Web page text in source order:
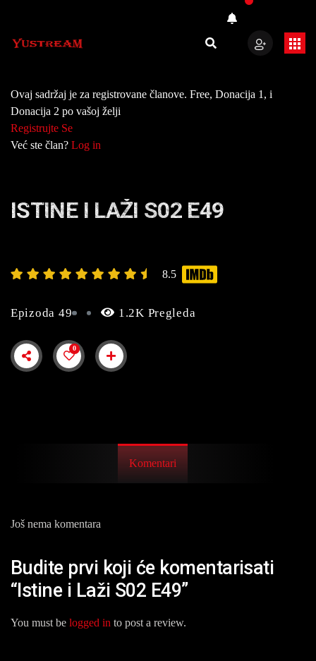
Ovaj sadržaj je za registrovane članove. Free, Donacija 1, i
Donacija 2 po vašoj želji
Registrujte Se
Već ste član? Log in
ISTINE I LAŽI S02 E49
8.5
Epizoda 49 1.2K Pregleda
0
Komentari
Još nema komentara
Budite prvi koji će komentarisati
“Istine i Laži S02 E49”
You must be logged in to post a review.